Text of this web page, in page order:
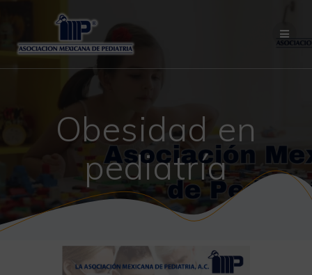
Obesidad en
pediatría